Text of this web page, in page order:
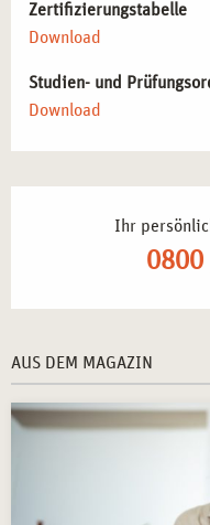
Einbindung
Vertiefung der
Tätigkeit in
Beratungsstellen
–
Weiterbildung in
Selbstständige
Seminaren–
Selbsterfahrung und
MÖGLICHER
Nach erfolgreicher
Zertifizierungstabelle
Download
Studien- und
Download
Ihr
0800
AUS DEM MAGAZIN